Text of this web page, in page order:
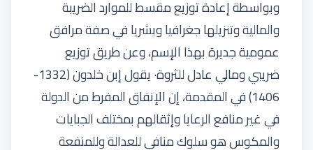
وبواسطة إعادة توزيع مقسط للموارد الضريبة
والمالية وتنزيلها جغرافيا وبشريا في صفة مرافق
عمومية جديرة بهذا الإسم، وعن طريق توزيع
ضريبي ومالي عادل للثروة· يقول إبن خلدون (1332-
1406) في المقدمة، إن الإنفاق المفرط من الدولة
في غير منافع الرعايا وإثقالهم بمختلف الجبايات
والمكوس هو سلوك منافي للعدالة وللمنفعة